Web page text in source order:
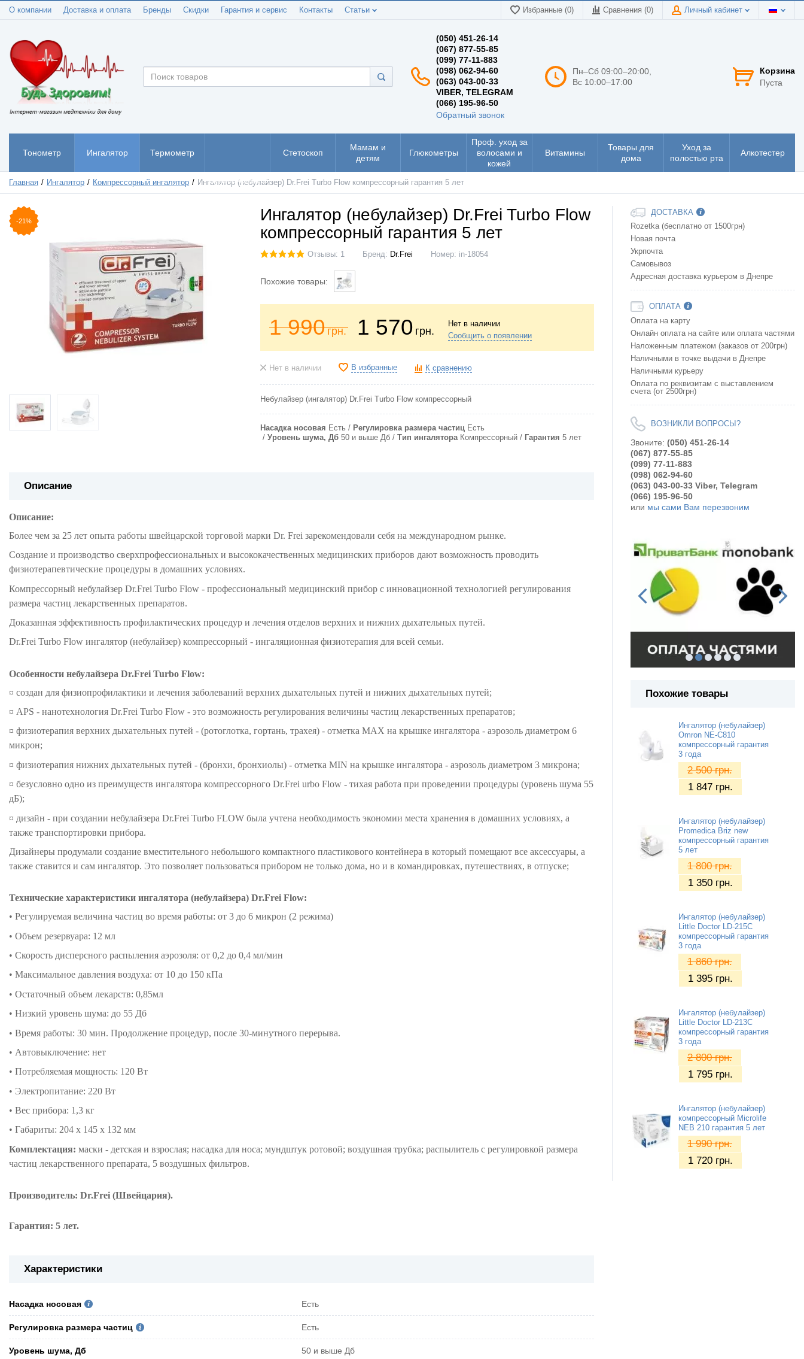
О компании Доставка и оплата Бренды Скидки Гарантия и сервис Контакты Статьи Избранные (0) Сравнения (0) Личный кабинет
(050) 451-26-14
(067) 877-55-85
(099) 77-11-883
(098) 062-94-60
(063) 043-00-33
VIBER, TELEGRAM
(066) 195-96-50
Обратный звонок
Пн–Сб 09:00–20:00,
Вс 10:00–17:00
Корзина
Пуста
Тонометр Ингалятор Термометр
Пульсоксиметр
Стетоскоп
Мамам и
детям
Глюкометры
Проф. уход за
волосами и
кожей
Витамины
Товары для
дома
Уход за
полостью рта
Алкотестер
Главная Ингалятор Компрессорный ингалятор Ингалятор (небулайзер) Dr.Frei Turbo Flow компрессорный гарантия 5 лет
-21%
Ингалятор (небулайзер) Dr.Frei Turbo Flow
компрессорный гарантия 5 лет
Отзывы: 1 Бренд: Dr.Frei Номер: in-18054
Похожие товары:
1 990грн. 1 570 грн.
Нет в наличии
Сообщить о появлении
Нет в наличии В избранные К сравнению
Небулайзер (ингалятор) Dr.Frei Turbo Flow компрессорный
Насадка носовая Есть Регулировка размера частиц Есть
Уровень шума, Дб 50 и выше Дб Тип ингалятора Компрессорный Гарантия 5 лет
Описание
Описание:
Более чем за 25 лет опыта работы швейцарской торговой марки Dr. Frei зарекомендовали себя на международном рынке.
Создание и производство сверхпрофессиональных и высококачественных медицинских приборов дают возможность проводить
физиотерапевтические процедуры в домашних условиях.
Компрессорный небулайзер Dr.Frei Turbo Flow - профессиональный медицинский прибор с инновационной технологией регулирования
размера частиц лекарственных препаратов.
Доказанная эффективность профилактических процедур и лечения отделов верхних и нижних дыхательных путей.
Dr.Frei Turbo Flow ингалятор (небулайзер) компрессорный - ингаляционная физиотерапия для всей семьи.
Особенности небулайзера Dr.Frei Turbo Flow:
¤ создан для физиопрофилактики и лечения заболеваний верхних дыхательных путей и нижних дыхательных путей;
¤ APS - нанотехнология Dr.Frei Turbo Flow - это возможность регулирования величины частиц лекарственных препаратов;
¤ физиотерапия верхних дыхательных путей - (ротоглотка, гортань, трахея) - отметка MAX на крышке ингалятора - аэрозоль диаметром 6
микрон;
¤ физиотерапия нижних дыхательных путей - (бронхи, бронхиолы) - отметка MIN на крышке ингалятора - аэрозоль диаметром 3 микрона;
¤ безусловно одно из преимуществ ингалятора компрессорного Dr.Frei urbo Flow - тихая работа при проведении процедуры (уровень шума 55
дБ);
¤ дизайн - при создании небулайзера Dr.Frei Turbo FLOW была учтена необходимость экономии места хранения в домашних условиях, а
также транспортировки прибора.
Дизайнеры продумали создание вместительного небольшого компактного пластикового контейнера в который помещают все аксессуары, а
также ставится и сам ингалятор. Это позволяет пользоваться прибором не только дома, но и в командировках, путешествиях, в отпуске;
Технические характеристики ингалятора (небулайзера) Dr.Frei Flow:
• Регулируемая величина частиц во время работы: от 3 до 6 микрон (2 режима)
• Объем резервуара: 12 мл
• Скорость дисперсного распыления аэрозоля: от 0,2 до 0,4 мл/мин
• Максимальное давления воздуха: от 10 до 150 кПа
• Остаточный объем лекарств: 0,85мл
• Низкий уровень шума: до 55 Дб
• Время работы: 30 мин. Продолжение процедур, после 30-минутного перерыва.
• Автовыключение: нет
• Потребляемая мощность: 120 Вт
• Электропитание: 220 Вт
• Вес прибора: 1,3 кг
• Габариты: 204 х 145 х 132 мм
Комплектация: маски - детская и взрослая; насадка для носа; мундштук ротовой; воздушная трубка; распылитель с регулировкой размера
частиц лекарственного препарата, 5 воздушных фильтров.
Производитель: Dr.Frei (Швейцария).
Гарантия: 5 лет.
Характеристики
Насадка носовая Есть
Регулировка размера частиц Есть
Уровень шума, Дб 50 и выше Дб
ДОСТАВКА
Rozetka (бесплатно от 1500грн)
Новая почта
Укрпочта
Самовывоз
Адресная доставка курьером в Днепре
ОПЛАТА
Оплата на карту
Онлайн оплата на сайте или оплата частями
Наложенным платежом (заказов от 200грн)
Наличными в точке выдачи в Днепре
Наличными курьеру
Оплата по реквизитам с выставлением
счета (от 2500грн)
ВОЗНИКЛИ ВОПРОСЫ?
Звоните: (050) 451-26-14
(067) 877-55-85
(099) 77-11-883
(098) 062-94-60
(063) 043-00-33 Viber, Telegram
(066) 195-96-50
или мы сами Вам перезвоним
Похожие товары
Ингалятор (небулайзер)
Omron NE-C810
компрессорный гарантия
3 года
2 500грн.
1 847 грн.
Ингалятор (небулайзер)
Promedica Briz new
компрессорный гарантия
5 лет
1 800грн.
1 350 грн.
Ингалятор (небулайзер)
Little Doctor LD-215C
компрессорный гарантия
3 года
1 860грн.
1 395 грн.
Ингалятор (небулайзер)
Little Doctor LD-213C
компрессорный гарантия
3 года
2 800грн.
1 795 грн.
Ингалятор (небулайзер)
компрессорный Microlife
NEB 210 гарантия 5 лет
1 990грн.
1 720 грн.